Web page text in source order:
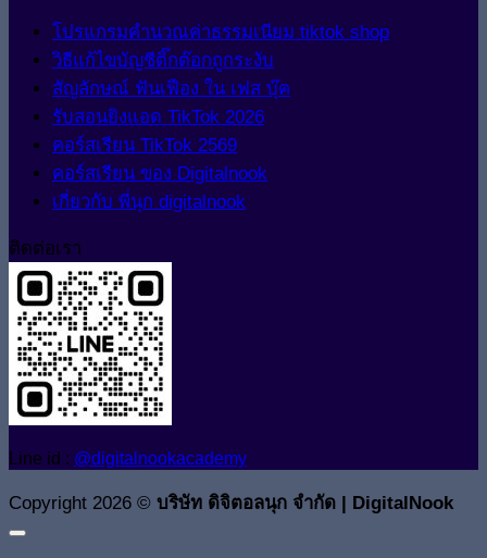
โปรแกรมคำนวณค่าธรรมเนียม tiktok shop
วิธีแก้ไขบัญชีติ๊กต๊อกถูกระงับ
สัญลักษณ์ ฟันเฟือง ใน เฟส บุ๊ค
รับสอนยิงแอด TikTok 2026
คอร์สเรียน TikTok 2569
คอร์สเรียน ของ Digitalnook
เกี่ยวกับ พี่นุก digitalnook
ติดต่อเรา
Line id : @digitalnookacademy
Copyright 2026 © บริษัท ดิจิตอลนุก จำกัด | DigitalNook